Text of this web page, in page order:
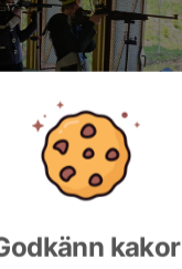
Peter och Svante.
kakor